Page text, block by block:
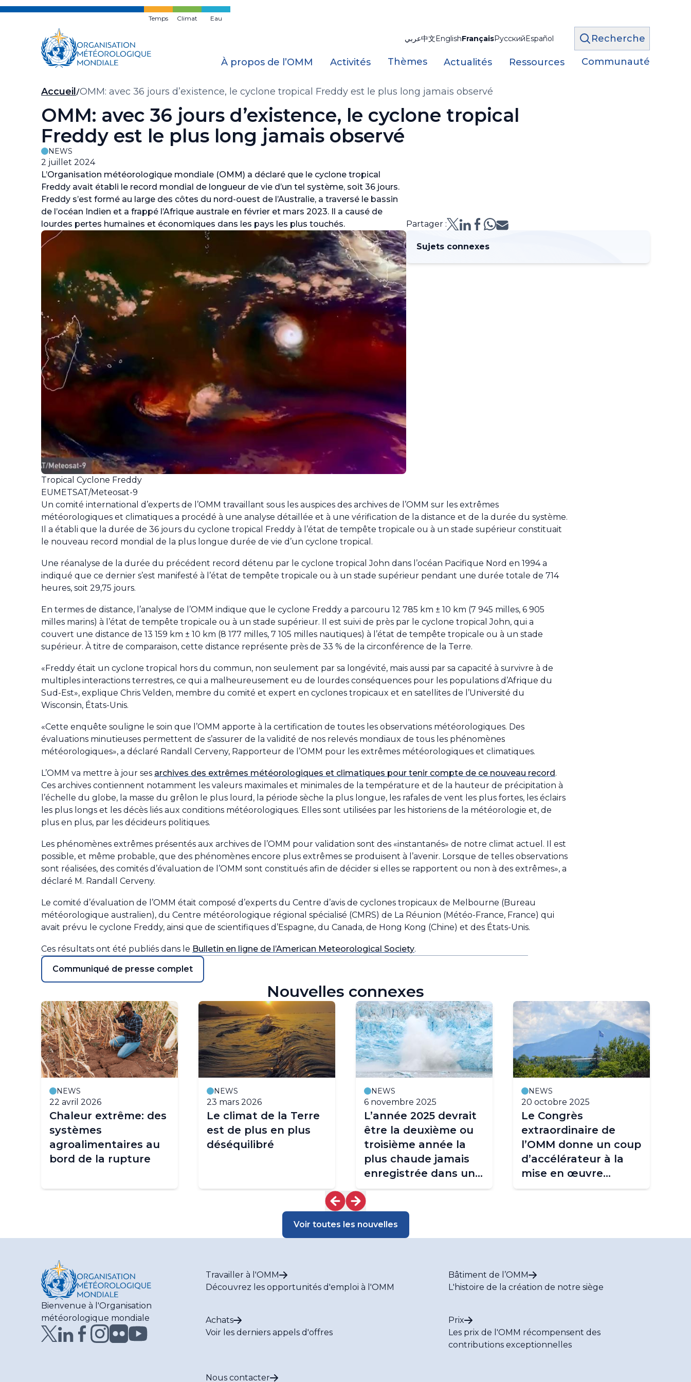
Skip
Temps Climat Eau
عربي中文EnglishFrançaisРусскийEspañol Recherche
À propos de l’OMM Activités Thèmes Actualités Ressources Communauté
Fil
d'Ariane
Accueil OMM: avec 36 jours d’existence, le cyclone tropical Freddy est le plus long jamais observé
OMM: avec 36 jours d’existence, le cyclone tropical
Freddy est le plus long jamais observé
NEWS
2 juillet 2024
L’Organisation météorologique mondiale (OMM) a déclaré que le cyclone tropical
Freddy avait établi le record mondial de longueur de vie d’un tel système, soit 36 jours.
Freddy s’est formé au large des côtes du nord-ouest de l’Australie, a traversé le bassin
de l’océan Indien et a frappé l’Afrique australe en février et mars 2023. Il a causé de
lourdes pertes humaines et économiques dans les pays les plus touchés.
Partager :
Tropical Cyclone Freddy
EUMETSAT/Meteosat-9
Sujets connexes
Un comité international d’experts de l’OMM travaillant sous les auspices des archives de l’OMM sur les extrêmes
météorologiques et climatiques a procédé à une analyse détaillée et à une vérification de la distance et de la durée du système.
Il a établi que la durée de 36 jours du cyclone tropical Freddy à l’état de tempête tropicale ou à un stade supérieur constituait
le nouveau record mondial de la plus longue durée de vie d’un cyclone tropical.
Une réanalyse de la durée du précédent record détenu par le cyclone tropical John dans l’océan Pacifique Nord en 1994 a
indiqué que ce dernier s’est manifesté à l’état de tempête tropicale ou à un stade supérieur pendant une durée totale de 714
heures, soit 29,75 jours.
En termes de distance, l’analyse de l’OMM indique que le cyclone Freddy a parcouru 12 785 km ± 10 km (7 945 milles, 6 905
milles marins) à l’état de tempête tropicale ou à un stade supérieur. Il est suivi de près par le cyclone tropical John, qui a
couvert une distance de 13 159 km ± 10 km (8 177 milles, 7 105 milles nautiques) à l’état de tempête tropicale ou à un stade
supérieur. À titre de comparaison, cette distance représente près de 33 % de la circonférence de la Terre.
«Freddy était un cyclone tropical hors du commun, non seulement par sa longévité, mais aussi par sa capacité à survivre à de
multiples interactions terrestres, ce qui a malheureusement eu de lourdes conséquences pour les populations d’Afrique du
Sud-Est», explique Chris Velden, membre du comité et expert en cyclones tropicaux et en satellites de l’Université du
Wisconsin, États-Unis.
«Cette enquête souligne le soin que l’OMM apporte à la certification de toutes les observations météorologiques. Des
évaluations minutieuses permettent de s’assurer de la validité de nos relevés mondiaux de tous les phénomènes
météorologiques», a déclaré Randall Cerveny, Rapporteur de l’OMM pour les extrêmes météorologiques et climatiques.
L’OMM va mettre à jour ses archives des extrêmes météorologiques et climatiques pour tenir compte de ce nouveau record.
Ces archives contiennent notamment les valeurs maximales et minimales de la température et de la hauteur de précipitation à
l’échelle du globe, la masse du grêlon le plus lourd, la période sèche la plus longue, les rafales de vent les plus fortes, les éclairs
les plus longs et les décès liés aux conditions météorologiques. Elles sont utilisées par les historiens de la météorologie et, de
plus en plus, par les décideurs politiques.
Les phénomènes extrêmes présentés aux archives de l’OMM pour validation sont des «instantanés» de notre climat actuel. Il est
possible, et même probable, que des phénomènes encore plus extrêmes se produisent à l’avenir. Lorsque de telles observations
sont réalisées, des comités d’évaluation de l’OMM sont constitués afin de décider si elles se rapportent ou non à des extrêmes», a
déclaré M. Randall Cerveny.
Le comité d’évaluation de l’OMM était composé d’experts du Centre d’avis de cyclones tropicaux de Melbourne (Bureau
météorologique australien), du Centre météorologique régional spécialisé (CMRS) de La Réunion (Météo-France, France) qui
avait prévu le cyclone Freddy, ainsi que de scientifiques d’Espagne, du Canada, de Hong Kong (Chine) et des États-Unis.
Ces résultats ont été publiés dans le Bulletin en ligne de l’American Meteorological Society.
Communiqué de presse complet
Nouvelles connexes
NEWS
22 avril 2026
Chaleur extrême: des
systèmes
agroalimentaires au
bord de la rupture
NEWS
23 mars 2026
Le climat de la Terre
est de plus en plus
déséquilibré
NEWS
6 novembre 2025
L’année 2025 devrait
être la deuxième ou
troisième année la
plus chaude jamais
enregistrée dans un
contexte de
tendance au
réchauffement
exceptionnellement
NEWS
20 octobre 2025
Le Congrès
extraordinaire de
l’OMM donne un coup
d’accélérateur à la
mise en œuvre
d’alertes précoces
Voir toutes les nouvelles
Bienvenue à l'Organisation
météorologique mondiale
Travailler à l'OMM
Découvrez les opportunités d'emploi à l'OMM
Bâtiment de l’OMM
L'histoire de la création de notre siège
Achats
Voir les derniers appels d'offres
Prix
Les prix de l'OMM récompensent des
contributions exceptionnelles
Nous contacter